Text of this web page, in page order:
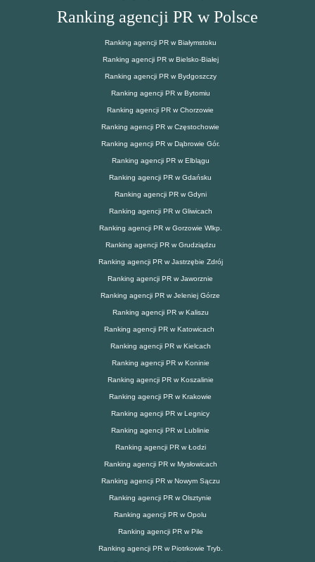
Ranking agencji PR w Polsce
Ranking agencji PR w Białymstoku
Ranking agencji PR w Bielsko-Białej
Ranking agencji PR w Bydgoszczy
Ranking agencji PR w Bytomiu
Ranking agencji PR w Chorzowie
Ranking agencji PR w Częstochowie
Ranking agencji PR w Dąbrowie Gór.
Ranking agencji PR w Elblągu
Ranking agencji PR w Gdańsku
Ranking agencji PR w Gdyni
Ranking agencji PR w Gliwicach
Ranking agencji PR w Gorzowie Wlkp.
Ranking agencji PR w Grudziądzu
Ranking agencji PR w Jastrzębie Zdrój
Ranking agencji PR w Jaworznie
Ranking agencji PR w Jeleniej Górze
Ranking agencji PR w Kaliszu
Ranking agencji PR w Katowicach
Ranking agencji PR w Kielcach
Ranking agencji PR w Koninie
Ranking agencji PR w Koszalinie
Ranking agencji PR w Krakowie
Ranking agencji PR w Legnicy
Ranking agencji PR w Lublinie
Ranking agencji PR w Łodzi
Ranking agencji PR w Mysłowicach
Ranking agencji PR w Nowym Sączu
Ranking agencji PR w Olsztynie
Ranking agencji PR w Opolu
Ranking agencji PR w Pile
Ranking agencji PR w Piotrkowie Tryb.